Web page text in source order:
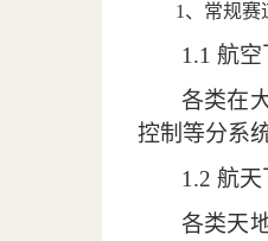
1 、常规赛
1.1 航空
各类在
控制等分系
1.2 航天
各类天